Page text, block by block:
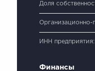
Доля
Организационно-
ИНН предприятия:
Финансы